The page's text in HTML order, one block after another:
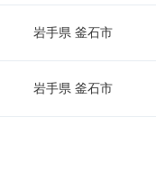
岩手県 釜石市
岩手県 釜石市